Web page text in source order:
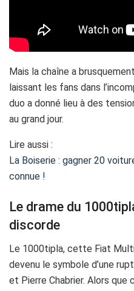
Mais la chaîne a
laissant les fans dans
duo a donné lieu à des
au grand jour.
Lire aussi :
La Boiserie : gagner 20
connue !
Le drame du
discorde
Le 1000tipla, cette Fiat
devenu le symbole d’une
et Pierre Chabrier. Alors